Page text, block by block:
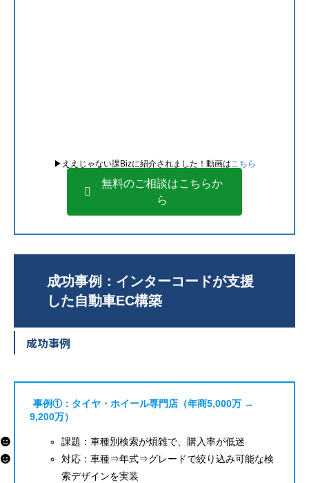
▶︎ええじゃない課Bizに紹介されました！動画はこちら
無料のご相談はこちらか
ら
成功事例：インターコードが支援
した自動車EC構築
成功事例
事例①：タイヤ・ホイール専門店（年商5,000万 →
9,200万）
課題：車種別検索が煩雑で、購入率が低迷
対応：車種⇒年式⇒グレードで絞り込み可能な検
索デザインを実装